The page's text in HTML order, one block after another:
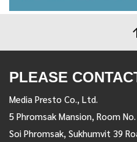
PLEASE
Media Presto Co., Ltd.
5 Phromsak Mansion, Room
Soi Phromsak, Sukhumvit 39